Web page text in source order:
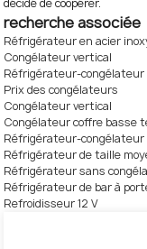
décidé de coopérer.
recherche associée
Réfrigérateur en acier
Congélateur vertical
Réfrigérateur-congélateur
Prix ​​des congélateurs
Congélateur vertical
Congélateur coffre basse
Réfrigérateur-congélateur
Réfrigérateur de taille
Réfrigérateur sans
Réfrigérateur de bar à
Refroidisseur 12 V